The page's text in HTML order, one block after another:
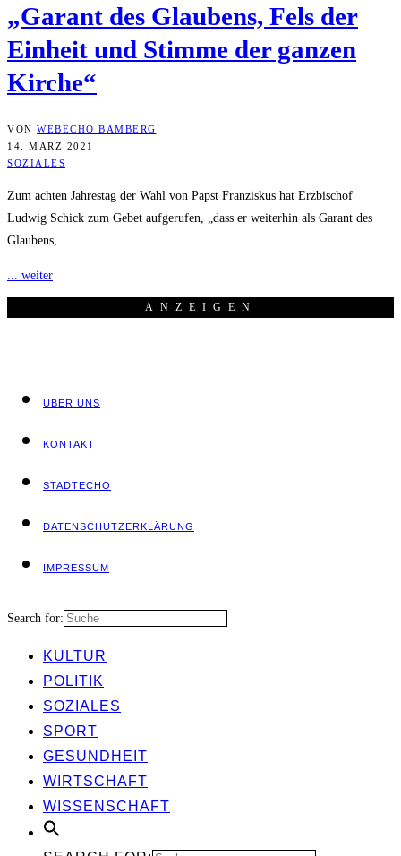
„Garant des Glau­bens, Fels der
Ein­heit und Stim­me der gan­zen
Kirche“
VON WEBECHO BAMBERG
14. MÄRZ 2021
SOZIALES
Zum achten Jahrestag der Wahl von Papst Franziskus hat Erzbischof
Ludwig Schick zum Gebet aufgerufen, „dass er weiterhin als Garant des
Glaubens,
... weiter
ANZEI­GEN
ÜBER UNS
KON­TAKT
STADT­ECHO
DATEN­SCHUTZ­ER­KLÄ­RUNG
IMPRES­SUM
Search for:
KUL­TUR
POLI­TIK
SOZIA­LES
SPORT
GESUND­HEIT
WIRT­SCHAFT
WIS­SEN­SCHAFT